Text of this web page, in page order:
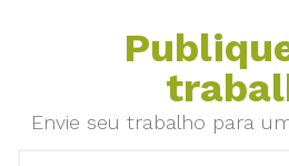
Envie seu trabalho para